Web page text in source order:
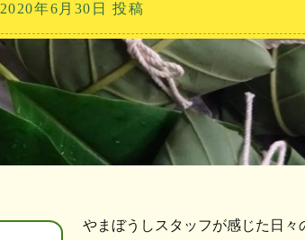
2020年6月30日 投稿
やまぼうしスタッフが感じた日々